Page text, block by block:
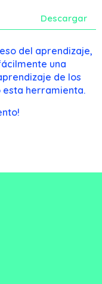
Descargar
del aprendizaje,
una
de los
esta herramienta.